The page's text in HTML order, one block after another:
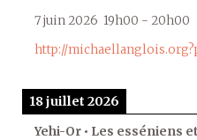
7 juin 2026 19h00 - 20h00
http://
18 juillet 2026
Yehi-Or • Les esséniens